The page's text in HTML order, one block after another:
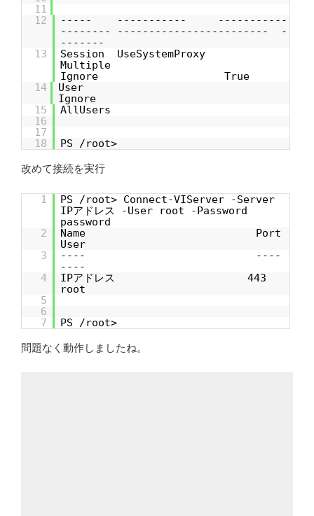
11
12
----- ----------- -----------
-------- ------------------------ -
-------
13
Session UseSystemProxy
Multiple
Ignore True
14
Ignore
15
AllUsers
16
17
18
PS /root>
改めて接続を実行
1
PS /root> Connect-VIServer -Server
IPアドレス -User root -Password
password
2
Name Port
User
3
---- ----
----
4
IPアドレス 443
root
5
6
7
PS /root>
問題なく動作しましたね。